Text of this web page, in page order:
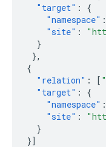
"target" :
{
"namespace" :
"site" :
}
},
{
"relation" : [
"target" :
{
"namespace" :
"site" :
}
}]